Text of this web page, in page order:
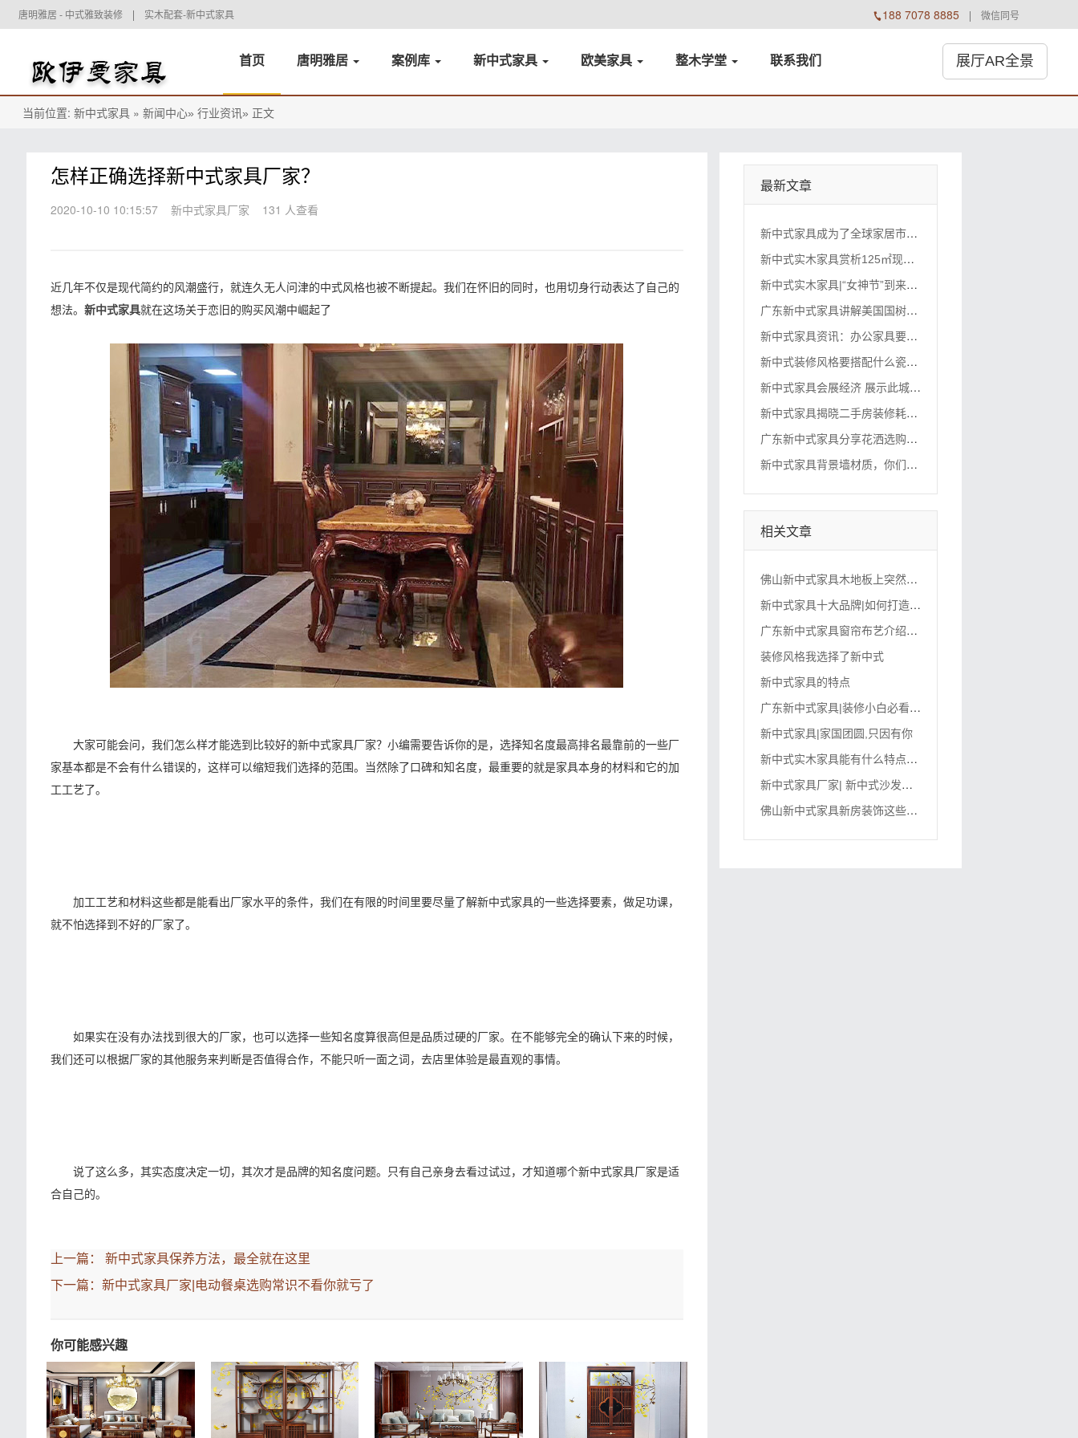
唐明雅居 - 中式雅致装修 实木配套-新中式家具  188 7078 8885 微信同号
首页 唐明雅居 案例库 新中式家具 欧美家具 整木学堂 联系我们 展厅AR全景
当前位置: 新中式家具 » 新闻中心» 行业资讯» 正文
怎样正确选择新中式家具厂家？
2020-10-10 10:15:57 新中式家具厂家 131 人查看
近几年不仅是现代简约的风潮盛行，就连久无人问津的中式风格也被不断提起。我们在怀旧的同时，也用切身行动表达了自己的
想法。 新中式家具就在这场关于恋旧的购买风潮中崛起了
大家可能会问，我们怎么样才能选到比较好的新中式家具厂家？小编需要告诉你的是，选择知名度最高排名最靠前的一些厂
家基本都是不会有什么错误的，这样可以缩短我们选择的范围。当然除了口碑和知名度，最重要的就是家具本身的材料和它的加
工工艺了。
加工工艺和材料这些都是能看出厂家水平的条件，我们在有限的时间里要尽量了解新中式家具的一些选择要素，做足功课，
就不怕选择到不好的厂家了。
如果实在没有办法找到很大的厂家，也可以选择一些知名度算很高但是品质过硬的厂家。在不能够完全的确认下来的时候，
我们还可以根据厂家的其他服务来判断是否值得合作，不能只听一面之词，去店里体验是最直观的事情。
说了这么多，其实态度决定一切，其次才是品牌的知名度问题。只有自己亲身去看过试过，才知道哪个新中式家具厂家是适
合自己的。
上一篇： 新中式家具保养方法，最全就在这里
下一篇： 新中式家具厂家|电动餐桌选购常识不看你就亏了
你可能感兴趣
最新文章
新
中式家具成为了全球家居市场的热门话题
新
中式实木家具赏析125㎡现代中式的案列
新
中式实木家具|“女神节”到来前夕，给自己一份礼物！
广
东新中式家具讲解美国国树：红橡木，不红都难
新
中式家具资讯：办公家具要崛起了吗？
新
中式装修风格要搭配什么瓷砖？
新
中式家具会展经济 展示此城形象
新
中式家具揭晓二手房装修耗时长的真相！
广
东新中式家具分享花洒选购知识，让你在家也能做spa
新
中式家具背景墙材质，你们了解多少？
相关文章
佛
山新中式家具木地板上突然出现水渍是什么原
新
中式家具十大品牌|如何打造一个令人舒心新中式茶室？
广
东新中式家具窗帘布艺介绍，窗帘布艺的分类
装修风格我选择了新中式
新中式家具的特点
广
东新中式家具|装修小白必看的瓷砖铺贴知识
新中式家具|家国团圆,只因有你
新
中式实木家具能有什么特点呢?
新
中式家具厂家| 新中式沙发在不同空间环境的作用不同
佛
山新中式家具新房装饰这些重点雷区，千万不